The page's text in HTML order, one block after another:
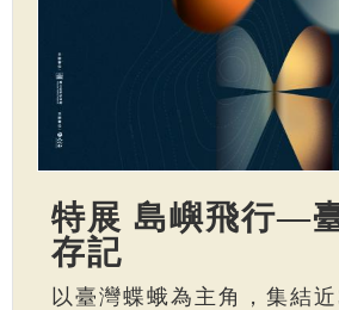
特展 島嶼飛行—
存記
以臺灣蝶蛾為主角，集結